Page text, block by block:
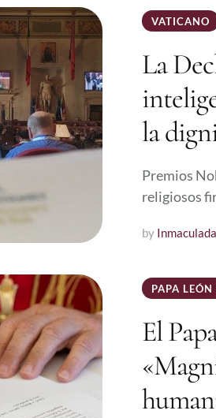
VATICANO
La
la
Premios
religiosos
by
PAPA
El